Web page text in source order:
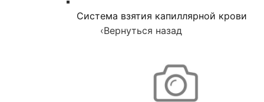
Система взятия капиллярной крови
‹Вернуться назад